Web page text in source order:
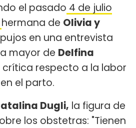
el pasado 4 de julio
hermana de Olivia y
en una entrevista
mayor de Delfina
crítica respecto a la labor
el parto.
Dugli, la figura de
los obstetras: "Tienen